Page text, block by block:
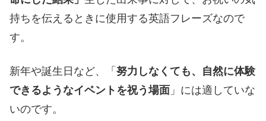
持ちを伝えるときに使用する英語フレーズなので
す。
新年や誕生日など、「努力しなくても、自然に体験
できるようなイベントを祝う場面 」には適していな
いのです。